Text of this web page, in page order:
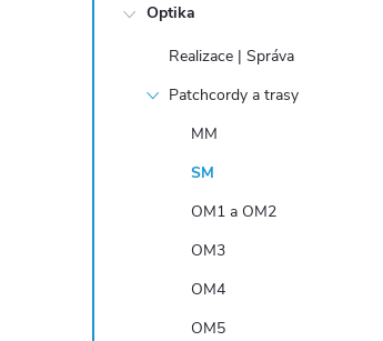
Optika
Realizace | Správa
Patchcordy a trasy
MM
SM
OM1 a OM2
OM3
OM4
OM5